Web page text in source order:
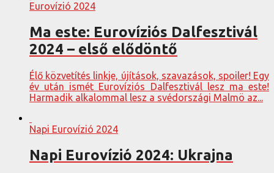
Eurovízió 2024
Ma este: Eurovíziós Dalfesztivál
2024 – első elődöntő
Élő közvetítés linkje, újítások, szavazások, spoiler! Egy
év után ismét Eurovíziós Dalfesztivál lesz ma este!
Harmadik alkalommal lesz a svédországi Malmö az...
Napi Eurovízió 2024
Napi Eurovízió 2024: Ukrajna